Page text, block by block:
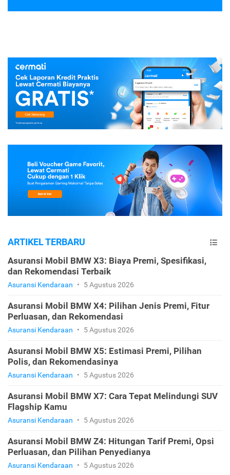
ARTIKEL TERBARU
Asuransi Mobil BMW X3: Biaya Premi, Spesifikasi,
dan Rekomendasi Terbaik
Asuransi Kendaraan • 5 Agustus 2026
Asuransi Mobil BMW X4: Pilihan Jenis Premi, Fitur
Perluasan, dan Rekomendasi
Asuransi Kendaraan • 5 Agustus 2026
Asuransi Mobil BMW X5: Estimasi Premi, Pilihan
Polis, dan Rekomendasinya
Asuransi Kendaraan • 5 Agustus 2026
Asuransi Mobil BMW X7: Cara Tepat Melindungi SUV
Flagship Kamu
Asuransi Kendaraan • 5 Agustus 2026
Asuransi Mobil BMW Z4: Hitungan Tarif Premi, Opsi
Perluasan, dan Pilihan Penyedianya
Asuransi Kendaraan • 5 Agustus 2026